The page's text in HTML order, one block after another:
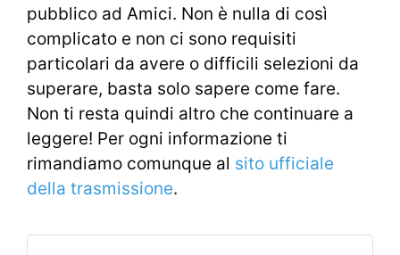
pubblico ad Amici. Non è nulla di così
complicato e non ci sono requisiti
particolari da avere o difficili selezioni da
superare, basta solo sapere come fare.
Non ti resta quindi altro che continuare a
leggere! Per ogni informazione ti
rimandiamo comunque al sito ufficiale
della trasmissione.